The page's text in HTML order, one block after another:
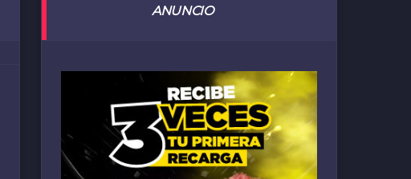
ANUNCIO